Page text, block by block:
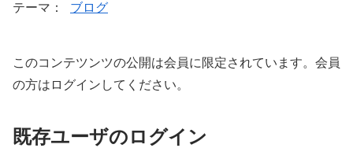
テーマ：
ブログ
このコンテツンツの公開は会員に限定されています。会員
の方はログインしてください。
既存ユーザのログイン